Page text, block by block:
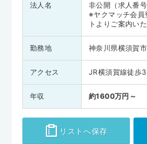
法人名
非公開（求人番
※ヤクマッチ会員
トよりご案内いた
勤務地 神奈川県横須賀市
アクセス JR横須賀線徒歩
年収 約1600万円～
リストへ保存